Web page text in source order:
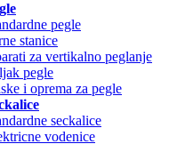
pegle
stanice
za vertikalno peglanje
pegle
i oprema za pegle
seckalice
vodenice